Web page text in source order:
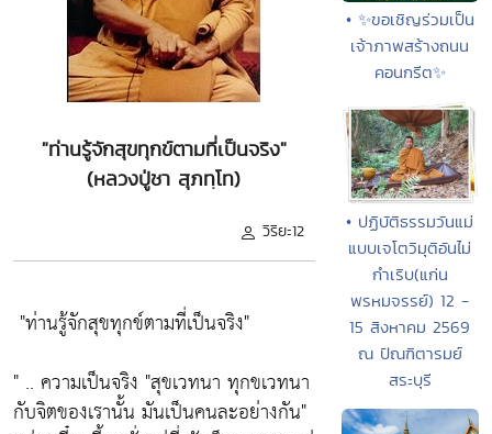
"ท่านรู้จักสุขทุกข์ตามที่เป็นจริง"
(หลวงปู่ชา สุภทฺโท)
วิริยะ12
"ท่านรู้จักสุขทุกข์ตามที่เป็นจริง"
" .. ความเป็นจริง "สุขเวทนา ทุกขเวทนา
กับจิตของเรานั้น มันเป็นคนละอย่างกัน"
• ✨ขอเชิญร่วมเป็น
เจ้าภาพสร้างถนน
คอนกรีต✨
• ปฏิบัติธรรมวันแม่
แบบเจโตวิมุติอันไม่
กำเริบ(แก่น
พรหมจรรย์) 12 -
15 สิงหาคม 2569
ณ ปัณฑิตารมย์
สระบุรี